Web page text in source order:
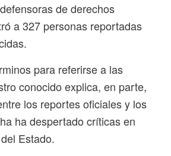
de derechos
a 327 personas reportadas
para referirse a las
conocido explica, en parte,
los reportes oficiales y los
ha despertado críticas en
Estado.